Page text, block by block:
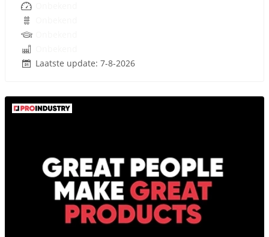
Laatste update: 7-8-2026